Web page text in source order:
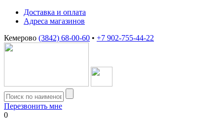
Доставка и оплата
Адреса магазинов
Кемерово (3842) 68-00-60 • +7 902-755-44-22
Перезвонить мне
0